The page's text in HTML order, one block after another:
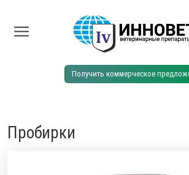
Получить коммерческое
Каталог Пробирки
Пробирки